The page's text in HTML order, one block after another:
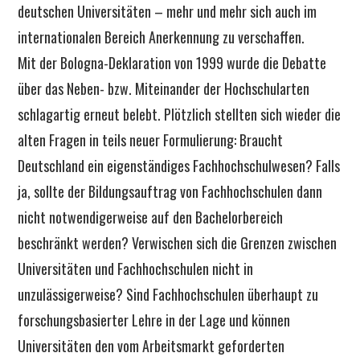
deutschen Universitäten – mehr und mehr sich auch im
internationalen Bereich Anerkennung zu verschaffen.
Mit der Bologna-Deklaration von 1999 wurde die Debatte
über das Neben- bzw. Miteinander der Hochschularten
schlagartig erneut belebt. Plötzlich stellten sich wieder die
alten Fragen in teils neuer Formulierung: Braucht
Deutschland ein eigenständiges Fachhochschulwesen? Falls
ja, sollte der Bildungsauftrag von Fachhochschulen dann
nicht notwendigerweise auf den Bachelorbereich
beschränkt werden? Verwischen sich die Grenzen zwischen
Universitäten und Fachhochschulen nicht in
unzulässigerweise? Sind Fachhochschulen überhaupt zu
forschungsbasierter Lehre in der Lage und können
Universitäten den vom Arbeitsmarkt geforderten